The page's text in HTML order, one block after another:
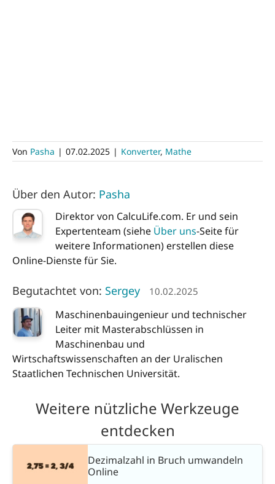
Von Pasha | 07.02.2025 | Konverter, Mathe
Über den Autor: Pasha
Direktor von CalcuLife.com. Er und sein
Expertenteam (siehe Über uns-Seite für
weitere Informationen) erstellen diese
Online-Dienste für Sie.
Begutachtet von: Sergey 10.02.2025
Maschinenbauingenieur und technischer
Leiter mit Masterabschlüssen in
Maschinenbau und
Wirtschaftswissenschaften an der Uralischen
Staatlichen Technischen Universität.
Weitere nützliche Werkzeuge
entdecken
Dezimalzahl in Bruch umwandeln
Online